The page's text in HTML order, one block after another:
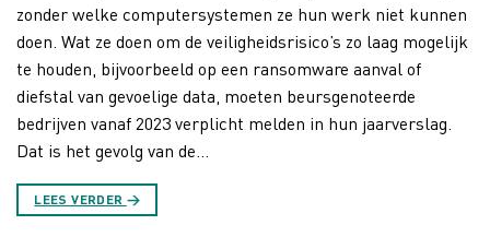
zonder welke computersystemen ze hun werk niet kunnen
doen. Wat ze doen om de veiligheidsrisico’s zo laag mogelijk
te houden, bijvoorbeeld op een ransomware aanval of
diefstal van gevoelige data, moeten beursgenoteerde
bedrijven vanaf 2023 verplicht melden in hun jaarverslag.
Dat is het gevolg van de…
LEES VERDER →